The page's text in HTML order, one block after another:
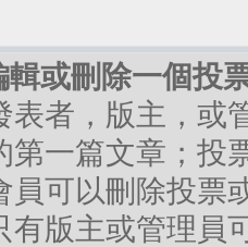
或刪除一個投
表者，版主，或
第一篇文章；投
員可以刪除投票
有版主或管理員